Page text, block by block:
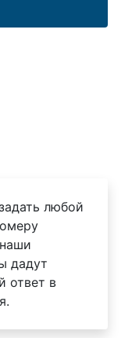
любой
дадут
ответ в